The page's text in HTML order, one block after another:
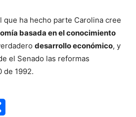
que ha hecho parte Carolina cree
basada en el conocimiento
desarrollo económico, y
el Senado las reformas
de 1992.